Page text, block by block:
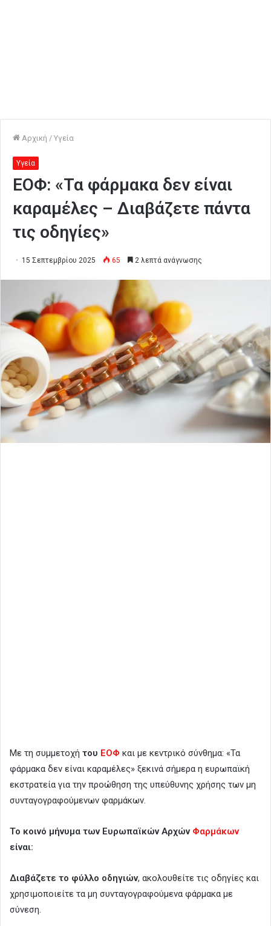
Αρχική / Υγεία
Υγεία
ΕΟΦ: «Τα φάρμακα δεν είναι
καραμέλες – Διαβάζετε πάντα
τις οδηγίες»
15 Σεπτεμβρίου 2025 65 2 λεπτά ανάγνωσης
Με τη συμμετοχή του ΕΟΦ και με κεντρικό σύνθημα: «Τα
φάρμακα δεν είναι καραμέλες» ξεκινά σήμερα η ευρωπαϊκή
εκστρατεία για την προώθηση της υπεύθυνης χρήσης των μη
συνταγογραφούμενων φαρμάκων.
Το κοινό μήνυμα των Ευρωπαϊκών Αρχών Φαρμάκων
είναι:
Διαβάζετε το φύλλο οδηγιών, ακολουθείτε τις οδηγίες και
χρησιμοποιείτε τα μη συνταγογραφούμενα φάρμακα με
σύνεση.